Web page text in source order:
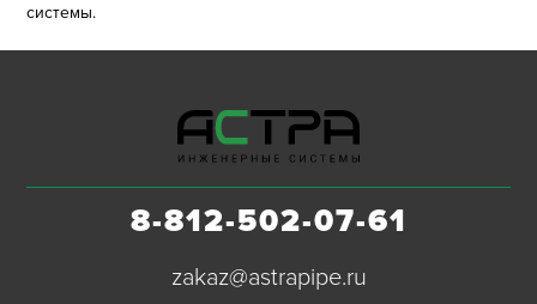
системы.
8-812-502-07-61
zakaz@astrapipe.ru